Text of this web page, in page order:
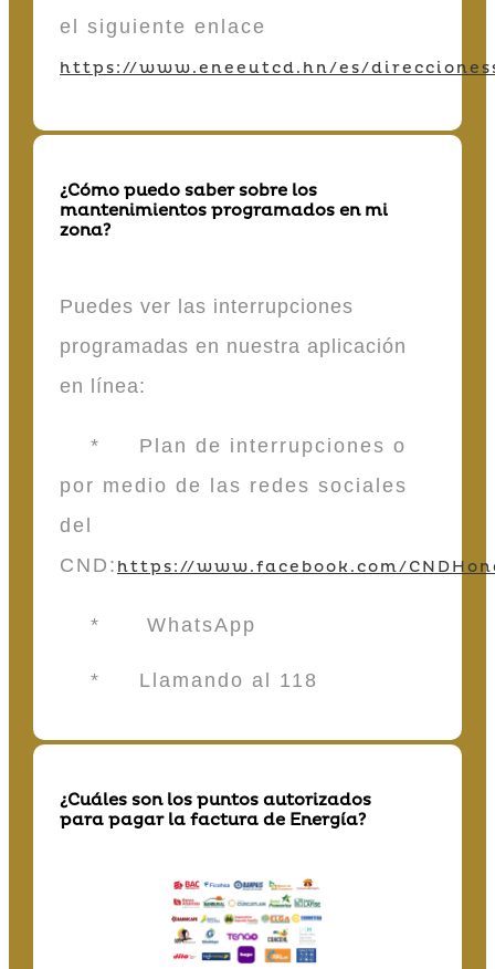
el siguiente enlace
https://www.eneeutcd.hn/es/
¿Cómo puedo saber sobre los
mantenimientos programados en mi
zona?
Puedes ver las interrupciones
programadas en nuestra aplicación
en línea:
* Plan de interrupciones o
por medio de las redes sociales
del
CND: https://www.facebook.com/
* WhatsApp
* Llamando al 118
¿Cuáles son los puntos autorizados
para pagar la factura de Energía?